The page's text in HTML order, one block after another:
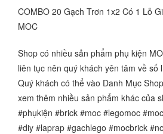
COMBO 20 Gạch Trơn 1x2 Có 1 Lỗ
MOC
Shop có nhiều sản phẩm phụ kiện
liên tục nên quý khách yên tâm về số
Quý khách có thể vào Danh Mục
xem thêm nhiều sản phẩm khác của
#phụkiện #brick #moc #legomoc
#diy #laprap #gachlego #mocbrick